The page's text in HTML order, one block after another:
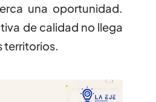
una oportunidad.
de calidad no llega
territorios.